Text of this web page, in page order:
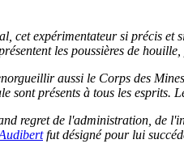
cet expérimentateur si précis et
les poussières de
aussi le Corps des
sont présents à tous les esprits.
regret de l'administration, de
fut désigné pour lui